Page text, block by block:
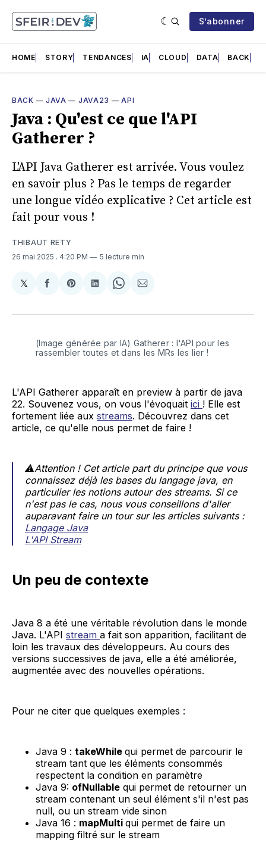
S’abonner
HOME STORY TENDANCES IA CLOUD DATA BACK
BACK — JAVA — JAVA23 —API
Java : Qu'est ce que l'API
Gatherer ?
L'API Java Gatherer est arrivée. Vous voulez
en savoir plus ? Pas le temps de regarder
une longue vidéo explicative ? Cet article est
fait pour vous !
THIBAUT RETY
26 mai 2025 . 4:20 PM 5 lecture min
𝕏Share
X
Partager
Facebook
Share
Pinterest
Partager
LinkedIn
Share
WhatsApp
Partager
Courriel
(Image générée par IA) Gatherer : l'API pour les
rassembler toutes et dans les MRs les lier !
L'API Gatherer apparaît en preview à partir de java
22. Souvenez vous, on vous l'évoquait ici ! Elle est
fortement liée aux streams. Découvrez dans cet
article, ce qu'elle nous permet de faire !
⚠️Attention ! Cet article part du principe que vous
connaissez déjà les bases du langage java, en
particulier les notions autour des streams. Si ce
n'est pas le cas, nous vous conseillons d'aller
auparavant faire un tour sur les articles suivants :
Langage Java
L'API Stream
Un peu de contexte
Java 8 a été une véritable révolution dans le monde
Java. L'API stream a fait son apparition, facilitant de
loin les travaux des développeurs. Au cours des
versions successives de java, elle a été améliorée,
augmentée avec des nouvelles opérations.
Pour ne citer que quelques exemples :
Java 9 : takeWhile qui permet de parcourir le
stream tant que les éléments consommés
respectent la condition en paramètre
Java 9: ofNullable qui permet de retourner un
stream contenant un seul élément s'il n'est pas
null, ou un stream vide sinon
Java 16 : mapMulti qui permet de faire un
mapping filtré sur le stream